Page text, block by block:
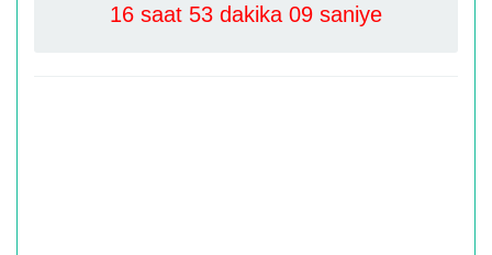
16 saat 53 dakika 08 saniye